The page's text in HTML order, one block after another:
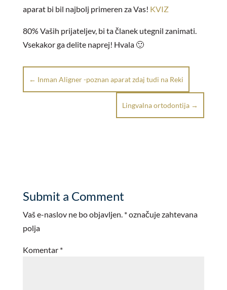
aparat bi bil najbolj primeren za Vas! KVIZ
80% Vaših prijateljev, bi ta članek utegnil zanimati.
Vsekakor ga delite naprej! Hvala 🙂
← Inman Aligner -poznan aparat zdaj tudi na Reki
Lingvalna ortodontija →
Submit a Comment
Vaš e-naslov ne bo objavljen. *označuje zahtevana
polja
Komentar *